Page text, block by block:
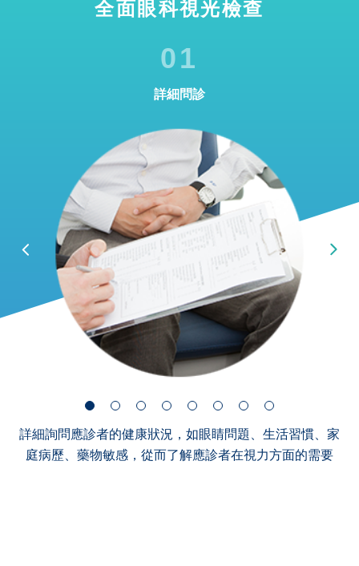
全面眼科視光檢查
01
詳細問診
詳細詢問應診者的健康狀況，如眼睛問題、生活習慣、家
庭病歷、藥物敏感，從而了解應診者在視力方面的需要